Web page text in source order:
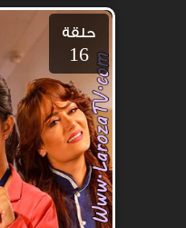
حلقة
16